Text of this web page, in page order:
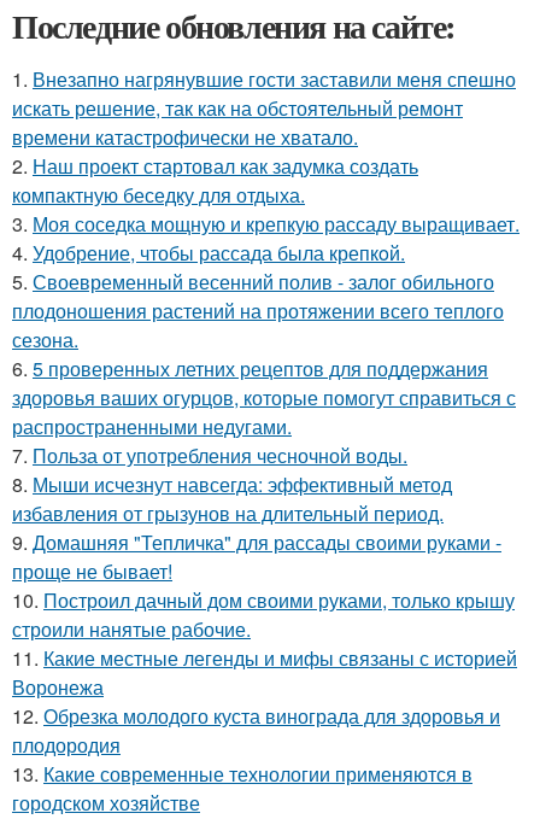
Последние обновления на сайте:
1. Внезапно нагрянувшие гости заставили меня спешно
искать решение, так как на обстоятельный ремонт
времени катастрофически не хватало.
2. Наш проект стартовал как задумка создать
компактную беседку для отдыха.
3. Моя соседка мощную и крепкую рассаду выращивает.
4. Удобрение, чтобы рассада была крепкoй.
5. Своевременный весенний полив - залог обильного
плодоношения растений на протяжении всего теплого
сезона.
6. 5 проверенных летних рецептов для поддержания
здоровья ваших огурцов, которые помогут справиться с
распространенными недугами.
7. Польза от употребления чесночной воды.
8. Мыши исчезнут навсегда: эффективный метод
избавления от грызунов на длительный период.
9. Домашняя "Тепличка" для рассады своими руками -
проще не бывает!
10. Построил дачный дом своими руками, только крышу
строили нанятые рабочие.
11. Какие местные легенды и мифы связаны с историей
Воронежа
12. Обрезка молодого куста винограда для здоровья и
плодородия
13. Какие современные технологии применяются в
городском хозяйстве